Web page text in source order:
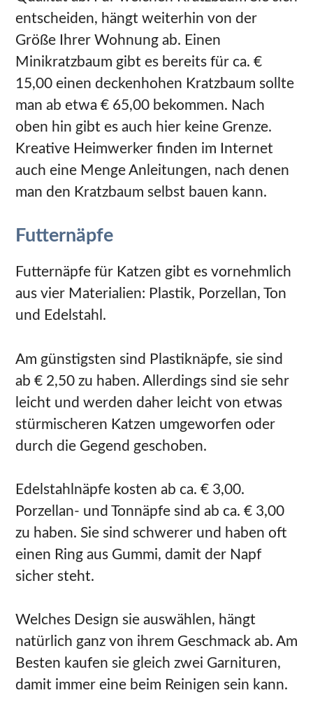
entscheiden, hängt weiterhin von der
Größe Ihrer Wohnung ab. Einen
Minikratzbaum gibt es bereits für ca. €
15,00 einen deckenhohen Kratzbaum sollte
man ab etwa € 65,00 bekommen. Nach
oben hin gibt es auch hier keine Grenze.
Kreative Heimwerker finden im Internet
auch eine Menge Anleitungen, nach denen
man den Kratzbaum selbst bauen kann.
Futternäpfe
Futternäpfe für Katzen gibt es vornehmlich
aus vier Materialien: Plastik, Porzellan, Ton
und Edelstahl.
Am günstigsten sind Plastiknäpfe, sie sind
ab € 2,50 zu haben. Allerdings sind sie sehr
leicht und werden daher leicht von etwas
stürmischeren Katzen umgeworfen oder
durch die Gegend geschoben.
Edelstahlnäpfe kosten ab ca. € 3,00.
Porzellan- und Tonnäpfe sind ab ca. € 3,00
zu haben. Sie sind schwerer und haben oft
einen Ring aus Gummi, damit der Napf
sicher steht.
Welches Design sie auswählen, hängt
natürlich ganz von ihrem Geschmack ab. Am
Besten kaufen sie gleich zwei Garnituren,
damit immer eine beim Reinigen sein kann.